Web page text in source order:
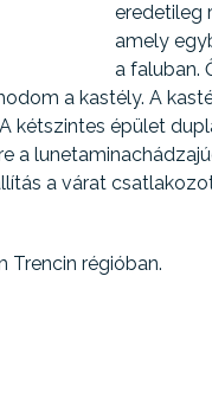
eredetileg
amely
a faluban.
a kastély. A
kétszintes épület
a
a várat
Trencin régióban.